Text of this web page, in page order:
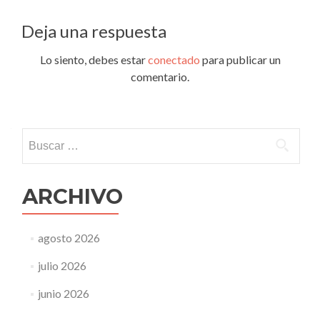
entradas
Deja una respuesta
Lo siento, debes estarconectado para publicar un
comentario.
ARCHIVO
agosto 2026
julio 2026
junio 2026